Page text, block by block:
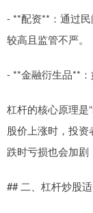
- **配资**：通过
较高且监管不严。
- **金融衍生品**：
杠杆的核心原理是
股价上涨时，投
跌时亏损也会加剧
## 二、杠杆炒股